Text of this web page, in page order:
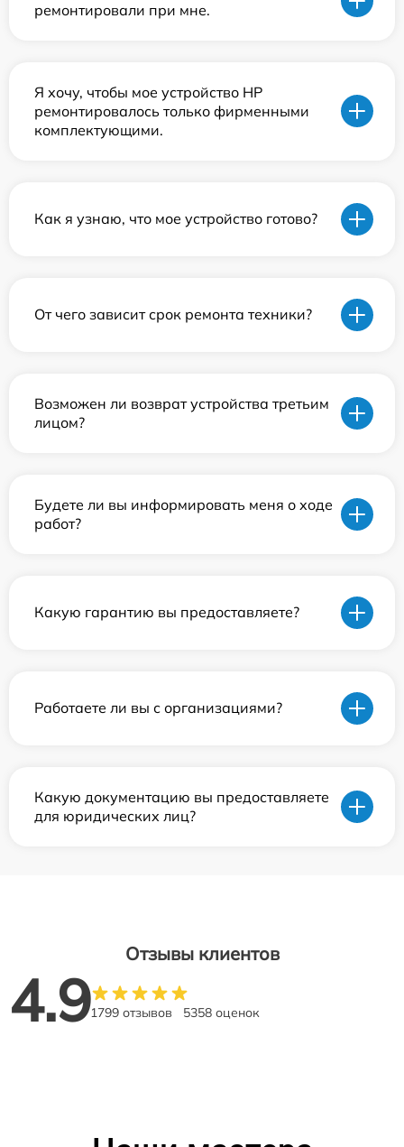
ремонтировали при мне.
Я хочу, чтобы мое устройство HP
ремонтировалось только фирменными
комплектующими.
Как я узнаю, что мое устройство готово?
От чего зависит срок ремонта техники?
Возможен ли возврат устройства третьим
лицом?
Будете ли вы информировать меня о ходе
работ?
Какую гарантию вы предоставляете?
Работаете ли вы с организациями?
Какую документацию вы предоставляете
для юридических лиц?
Отзывы клиентов
4.91799 отзывов 5358 оценок